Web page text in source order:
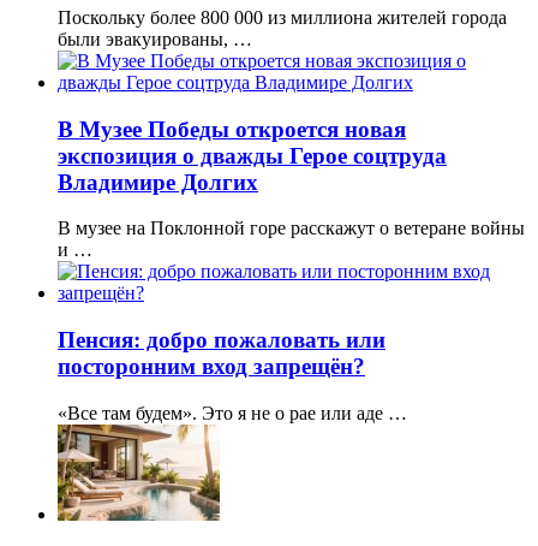
Поскольку более 800 000 из миллиона жителей города
были эвакуированы, …
В Музее Победы откроется новая
экспозиция о дважды Герое соцтруда
Владимире Долгих
В музее на Поклонной горе расскажут о ветеране войны
и …
Пенсия: добро пожаловать или
посторонним вход запрещён?
«Все там будем». Это я не о рае или аде …